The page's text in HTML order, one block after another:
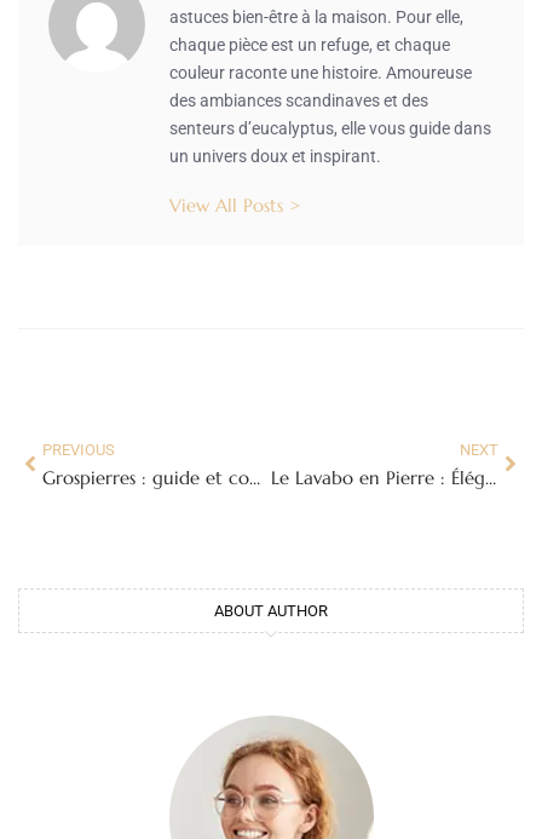
astuces bien-être à la maison. Pour elle,
chaque pièce est un refuge, et chaque
couleur raconte une histoire. Amoureuse
des ambiances scandinaves et des
senteurs d’eucalyptus, elle vous guide dans
un univers doux et inspirant.
View All Posts >
PREVIOUS
Grospierres : guide et conseils pour découvrir un village authentique en Ardèche
NEXT
Le Lavabo en Pierre : Élégance Naturelle et Durabilité pour Votre Salle de Bain
ABOUT AUTHOR